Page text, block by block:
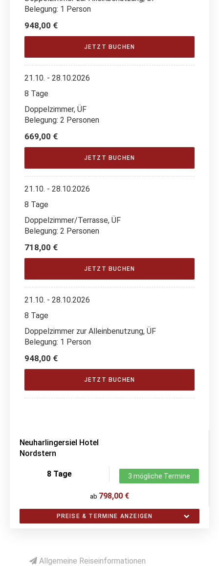
Belegung: 1 Person
948,00 €
JETZT BUCHEN
21.10. - 28.10.2026
8 Tage
Doppelzimmer, ÜF
Belegung: 2 Personen
669,00 €
JETZT BUCHEN
21.10. - 28.10.2026
8 Tage
Doppelzimmer/Terrasse, ÜF
Belegung: 2 Personen
718,00 €
JETZT BUCHEN
21.10. - 28.10.2026
8 Tage
Doppelzimmer zur Alleinbenutzung, ÜF
Belegung: 1 Person
948,00 €
JETZT BUCHEN
Neuharlingersiel Hotel
Nordstern
8 Tage 3 mögliche Termine
ab 798,00 €
PREISE & TERMINE ANZEIGEN
Allgemeine Reiseinformationen